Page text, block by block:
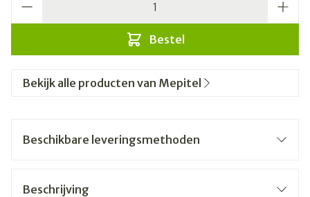
Bestel
Bekijk alle producten van Mepitel
Beschikbare leveringsmethoden
Beschrijving